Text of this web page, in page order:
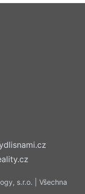
s.r.o. | Všechna